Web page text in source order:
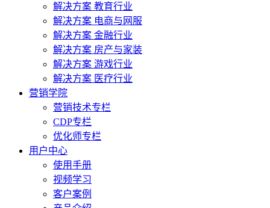
解决方案 教育行业
解决方案 电商与网服
解决方案 金融行业
解决方案 房产与家装
解决方案 游戏行业
解决方案 医疗行业
营销学院
营销技术专栏
CDP专栏
优化师专栏
用户中心
使用手册
视频学习
客户案例